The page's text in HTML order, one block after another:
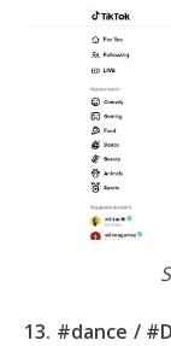
13. #dance /